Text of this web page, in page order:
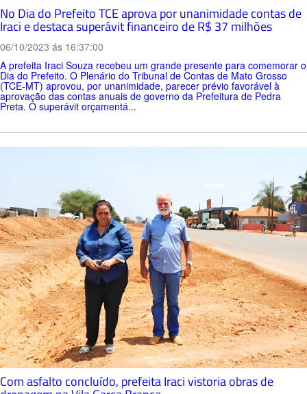
No Dia do Prefeito TCE aprova por unanimidade contas de
Iraci e destaca superávit financeiro de R$ 37 milhões
06/10/2023 ás 16:37:00
A prefeita Iraci Souza recebeu um grande presente para comemorar o
Dia do Prefeito. O Plenário do Tribunal de Contas de Mato Grosso
(TCE-MT) aprovou, por unanimidade, parecer prévio favorável à
aprovação das contas anuais de governo da Prefeitura de Pedra
Preta. O superávit orçamentá...
Com asfalto concluído, prefeita Iraci vistoria obras de